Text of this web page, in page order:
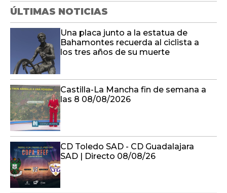
ÚLTIMAS NOTICIAS
Una placa junto a la estatua de
Bahamontes recuerda al ciclista a
los tres años de su muerte
Castilla-La Mancha fin de semana a
las 8 08/08/2026
CD Toledo SAD - CD Guadalajara
SAD | Directo 08/08/26